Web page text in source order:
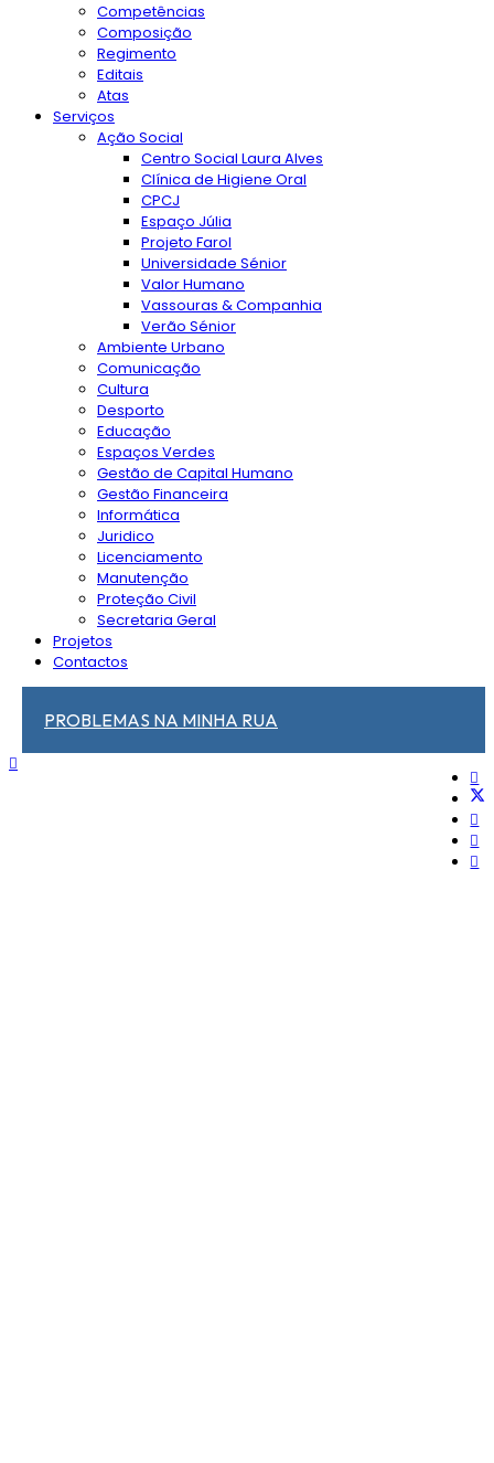
Competências
Composição
Regimento
Editais
Atas
Serviços
Ação Social
Centro Social Laura Alves
Clínica de Higiene Oral
CPCJ
Espaço Júlia
Projeto Farol
Universidade Sénior
Valor Humano
Vassouras & Companhia
Verão Sénior
Ambiente Urbano
Comunicação
Cultura
Desporto
Educação
Espaços Verdes
Gestão de Capital Humano
Gestão Financeira
Informática
Juridico
Licenciamento
Manutenção
Proteção Civil
Secretaria Geral
Projetos
Contactos
PROBLEMAS NA MINHA RUA